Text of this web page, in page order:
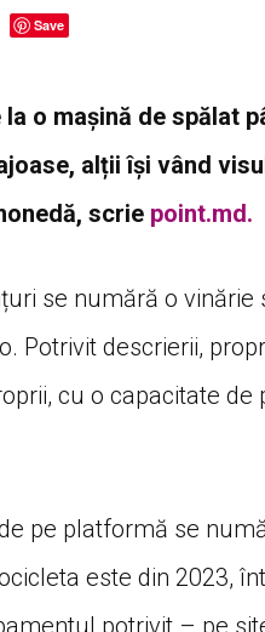
Save
o mașină de spălat
alții își vând
scrie point.md.
se numără o vinărie
Potrivit descrierii,
cu o capacitate
pe platformă se
este din 2023,
potrivit – pe